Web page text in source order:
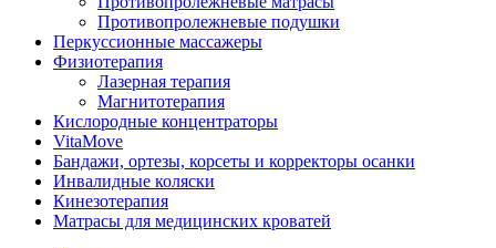
Противопролежневые подушки
Перкуссионные массажеры
Физиотерапия
Лазерная терапия
Магнитотерапия
Кислородные концентраторы
VitaMove
Бандажи, ортезы, корсеты и корректоры осанки
Инвалидные коляски
Кинезотерапия
Матрасы для медицинских кроватей